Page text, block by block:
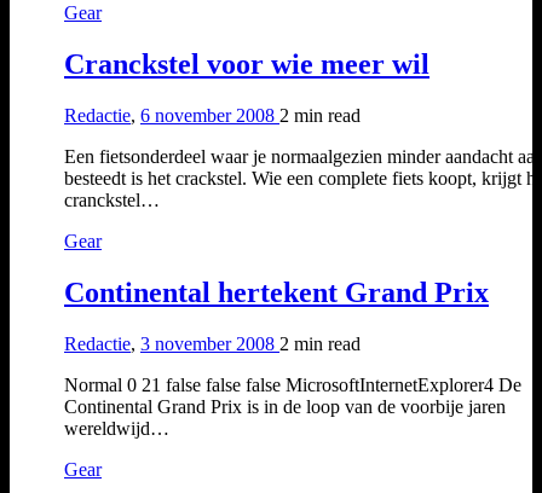
Gear
Cranckstel voor wie meer wil
Redactie, 6 november 2008 2 min read
Een fietsonderdeel waar je normaalgezien minder aandacht
besteedt is het crackstel. Wie een complete fiets koopt, krijgt
cranckstel…
Gear
Continental hertekent Grand Prix
Redactie, 3 november 2008 2 min read
Normal 0 21 false false false MicrosoftInternetExplorer4 De
Continental Grand Prix is in de loop van de voorbije jaren
wereldwijd…
Gear